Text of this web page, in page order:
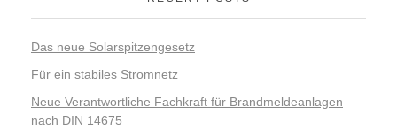
Das neue Solarspitzengesetz
Für ein stabiles Stromnetz
Neue Verantwortliche Fachkraft für Brandmeldeanlagen
nach DIN 14675